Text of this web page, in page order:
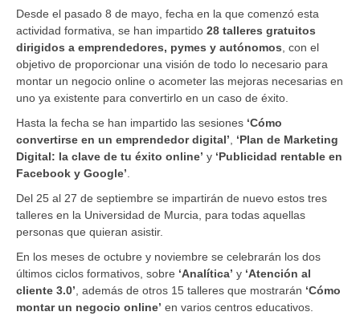
Desde el pasado 8 de mayo, fecha en la que comenzó esta
actividad formativa, se han impartido 28 talleres gratuitos
dirigidos a emprendedores, pymes y autónomos , con el
objetivo de proporcionar una visión de todo lo necesario para
montar un negocio online o acometer las mejoras necesarias en
uno ya existente para convertirlo en un caso de éxito.
Hasta la fecha se han impartido las sesiones ‘Cómo
convertirse en un emprendedor digital’
‘Plan de Marketing
Digital: la clave de tu éxito online’ y ‘Publicidad rentable en
Facebook y Google’
Del 25 al 27 de septiembre se impartirán de nuevo estos tres
talleres en la Universidad de Murcia, para todas aquellas
personas que quieran asistir.
En los meses de octubre y noviembre se celebrarán los dos
últimos ciclos formativos, sobre ‘Analítica’ y ‘Atención al
cliente 3.0’ , además de otros 15 talleres que mostrarán ‘Cómo
montar un negocio online’ en varios centros educativos.